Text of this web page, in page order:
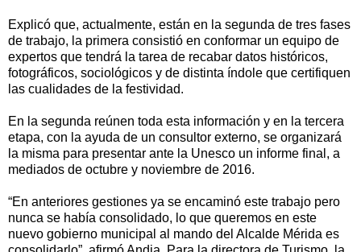
Explicó que, actualmente, están en la segunda de tres fases
de trabajo, la primera consistió en conformar un equipo de
expertos que tendrá la tarea de recabar datos históricos,
fotográficos, sociológicos y de distinta índole que certifiquen
las cualidades de la festividad.
En la segunda reúnen toda esta información y en la tercera
etapa, con la ayuda de un consultor externo, se organizará
la misma para presentar ante la Unesco un informe final, a
mediados de octubre y noviembre de 2016.
“En anteriores gestiones ya se encaminó este trabajo pero
nunca se había consolidado, lo que queremos en este
nuevo gobierno municipal al mando del Alcalde Mérida es